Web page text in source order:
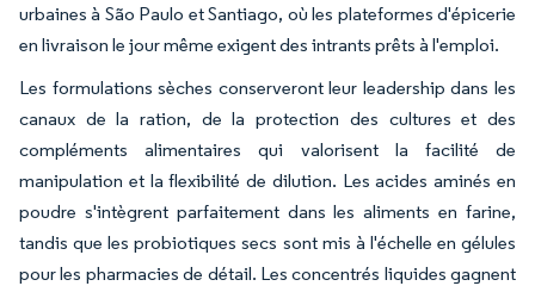
urbaines à São Paulo et Santiago, où les plateformes d'épicerie
en livraison le jour même exigent des intrants prêts à l'emploi.
Les formulations sèches conserveront leur leadership dans les
canaux de la ration, de la protection des cultures et des
compléments alimentaires qui valorisent la facilité de
manipulation et la flexibilité de dilution. Les acides aminés en
poudre s'intègrent parfaitement dans les aliments en farine,
tandis que les probiotiques secs sont mis à l'échelle en gélules
pour les pharmacies de détail. Les concentrés liquides gagnent